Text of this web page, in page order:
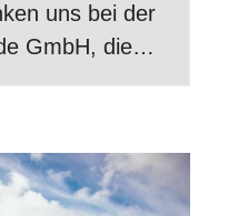
uns bei der
GmbH, die…